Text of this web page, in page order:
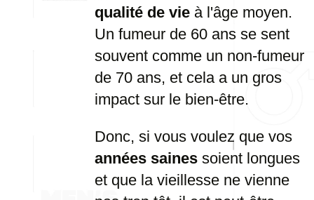
qualité de vie à l'âge moyen.
Un fumeur de 60 ans se sent
souvent comme un non-fumeur
de 70 ans, et cela a un gros
impact sur le bien-être.
Donc, si vous voulez que vos
années saines soient longues
et que la vieillesse ne vienne